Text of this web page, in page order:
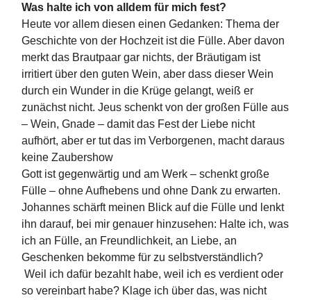
Was halte ich von alldem für mich fest?
Heute vor allem diesen einen Gedanken: Thema der
Geschichte von der Hochzeit ist die Fülle. Aber davon
merkt das Brautpaar gar nichts, der Bräutigam ist
irritiert über den guten Wein, aber dass dieser Wein
durch ein Wunder in die Krüge gelangt, weiß er
zunächst nicht. Jeus schenkt von der großen Fülle aus
– Wein, Gnade – damit das Fest der Liebe nicht
aufhört, aber er tut das im Verborgenen, macht daraus
keine Zaubershow
Gott ist gegenwärtig und am Werk – schenkt große
Fülle – ohne Aufhebens und ohne Dank zu erwarten.
Johannes schärft meinen Blick auf die Fülle und lenkt
ihn darauf, bei mir genauer hinzusehen: Halte ich, was
ich an Fülle, an Freundlichkeit, an Liebe, an
Geschenken bekomme für zu selbstverständlich?
Weil ich dafür bezahlt habe, weil ich es verdient oder
so vereinbart habe? Klage ich über das, was nicht